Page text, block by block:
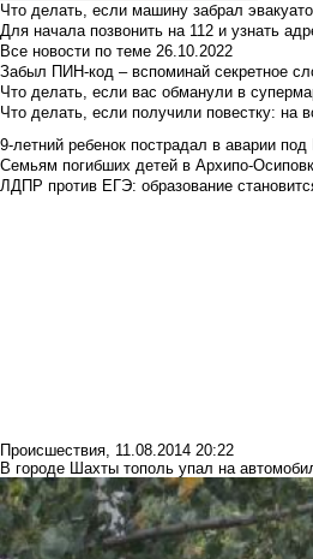
Что делать, если машину забрал
Для начала позвонить на 112 и узнать
Все новости по теме 26.10.2022
Забыл ПИН-код – вспоминай секретное
Что делать, если вас обманули в
Что делать, если получили повестку: на
9-летний ребенок пострадал в аварии
Семьям погибших детей в Архипо-
ЛДПР против ЕГЭ: образование
Происшествия, 11.08.2014 20:22
В городе Шахты тополь упал на